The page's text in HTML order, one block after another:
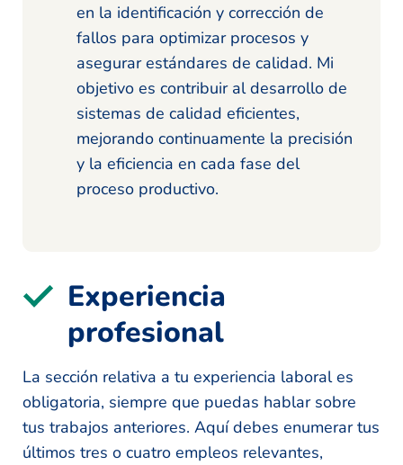
en la identificación y corrección de
fallos para optimizar procesos y
asegurar estándares de calidad. Mi
objetivo es contribuir al desarrollo de
sistemas de calidad eficientes,
mejorando continuamente la precisión
y la eficiencia en cada fase del
proceso productivo.
Experiencia
profesional
La sección relativa a tu experiencia laboral es
obligatoria, siempre que puedas hablar sobre
tus trabajos anteriores. Aquí debes enumerar tus
últimos tres o cuatro empleos relevantes,